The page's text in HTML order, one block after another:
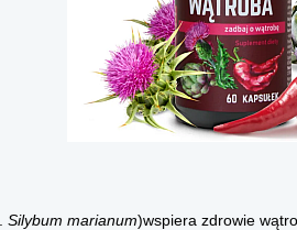
Silybum marianum)wspiera zdrowie